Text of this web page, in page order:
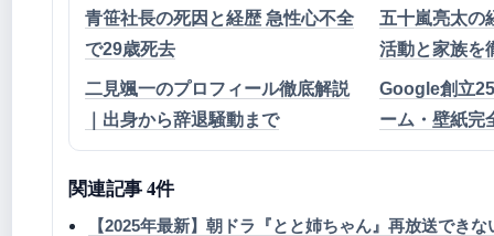
青笹社長の死因と経歴 急性心不全
で29歳死去
五十嵐亮太の
活動と家族を
二見颯一のプロフィール徹底解説
｜出身から辞退騒動まで
Google創立
ーム・壁紙完
関連記事 4件
【2025年最新】朝ドラ『とと姉ちゃん』再放送でき